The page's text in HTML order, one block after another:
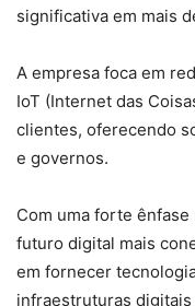
significativa em mais
A empresa foca em
IoT (Internet das
clientes, oferecendo
e governos.
Com uma forte
futuro digital mais
em fornecer
infraestruturas